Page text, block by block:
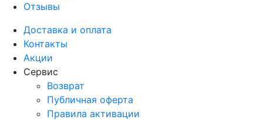
Отзывы
Доставка и оплата
Контакты
Акции
Сервис
Возврат
Публичная оферта
Правила активации